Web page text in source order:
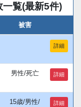
覧(最新5件)
被害
詳細
男性/死亡 詳細
15歳/男性/
詳細